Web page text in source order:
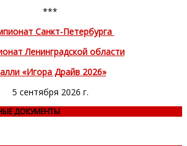
***
Санкт-Петербурга
Ленинградской области
«Игора Драйв 2026»
5 сентября 2026 г.
ДОКУМЕНТЫ